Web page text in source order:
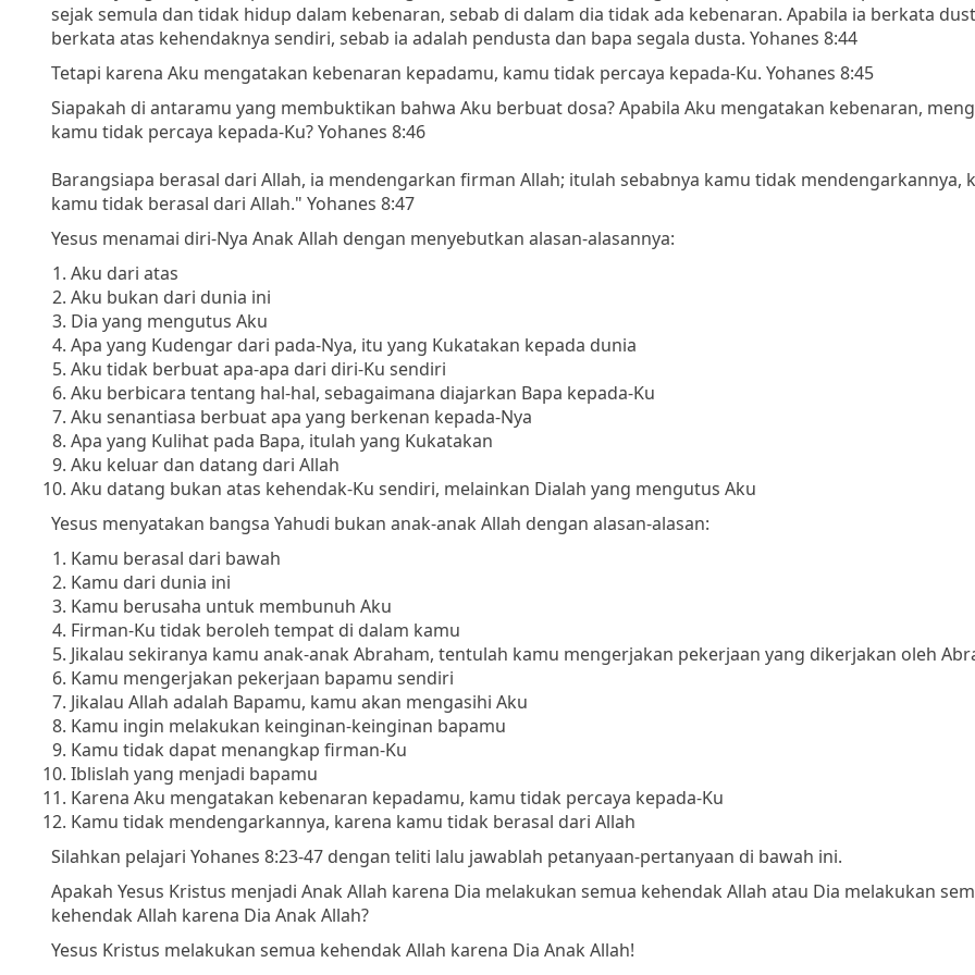
sejak semula dan tidak hidup dalam kebenaran, sebab di dalam dia tidak ada kebenaran. Apabila ia berkata
berkata atas kehendaknya sendiri, sebab ia adalah pendusta dan bapa segala dusta. Yohanes 8:44
Tetapi karena Aku mengatakan kebenaran kepadamu, kamu tidak percaya kepada-Ku. Yohanes 8:45
Siapakah di antaramu yang membuktikan bahwa Aku berbuat dosa? Apabila Aku mengatakan kebenaran,
kamu tidak percaya kepada-Ku? Yohanes 8:46
Barangsiapa berasal dari Allah, ia mendengarkan firman Allah; itulah sebabnya kamu tidak mendengarkannya,
kamu tidak berasal dari Allah." Yohanes 8:47
Yesus menamai diri-Nya Anak Allah dengan menyebutkan alasan-alasannya:
Aku dari atas
Aku bukan dari dunia ini
Dia yang mengutus Aku
Apa yang Kudengar dari pada-Nya, itu yang Kukatakan kepada dunia
Aku tidak berbuat apa-apa dari diri-Ku sendiri
Aku berbicara tentang hal-hal, sebagaimana diajarkan Bapa kepada-Ku
Aku senantiasa berbuat apa yang berkenan kepada-Nya
Apa yang Kulihat pada Bapa, itulah yang Kukatakan
Aku keluar dan datang dari Allah
Aku datang bukan atas kehendak-Ku sendiri, melainkan Dialah yang mengutus Aku
Yesus menyatakan bangsa Yahudi bukan anak-anak Allah dengan alasan-alasan:
Kamu berasal dari bawah
Kamu dari dunia ini
Kamu berusaha untuk membunuh Aku
Firman-Ku tidak beroleh tempat di dalam kamu
Jikalau sekiranya kamu anak-anak Abraham, tentulah kamu mengerjakan pekerjaan yang dikerjakan oleh
Kamu mengerjakan pekerjaan bapamu sendiri
Jikalau Allah adalah Bapamu, kamu akan mengasihi Aku
Kamu ingin melakukan keinginan-keinginan bapamu
Kamu tidak dapat menangkap firman-Ku
Iblislah yang menjadi bapamu
Karena Aku mengatakan kebenaran kepadamu, kamu tidak percaya kepada-Ku
Kamu tidak mendengarkannya, karena kamu tidak berasal dari Allah
Silahkan pelajari Yohanes 8:23-47 dengan teliti lalu jawablah petanyaan-pertanyaan di bawah ini.
Apakah Yesus Kristus menjadi Anak Allah karena Dia melakukan semua kehendak Allah atau Dia melakukan
kehendak Allah karena Dia Anak Allah?
Yesus Kristus melakukan semua kehendak Allah karena Dia Anak Allah!